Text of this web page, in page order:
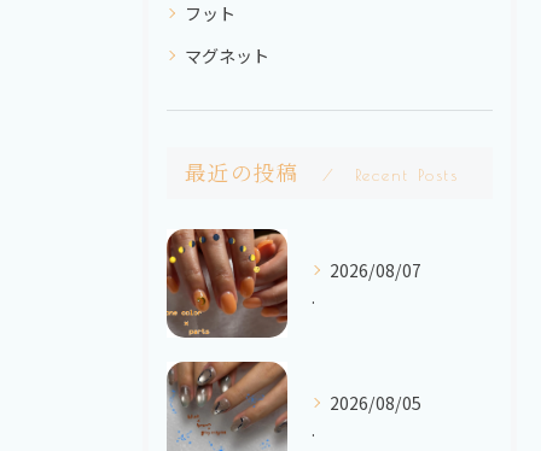
フット
マグネット
最近の投稿 Recent Posts
2026/08/07
.
2026/08/05
.